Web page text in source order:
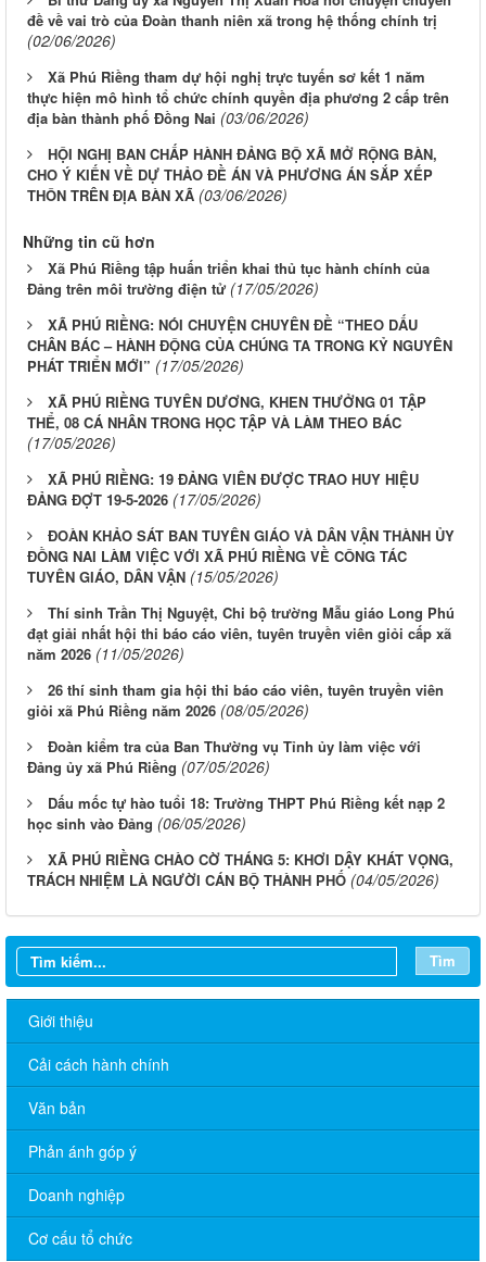
đề về vai trò của Đoàn thanh niên xã trong hệ thống chính trị
(02/06/2026)
Xã Phú Riềng tham dự hội nghị trực tuyến sơ kết 1 năm
thực hiện mô hình tổ chức chính quyền địa phương 2 cấp trên
địa bàn thành phố Đồng Nai (03/06/2026)
HỘI NGHỊ BAN CHẤP HÀNH ĐẢNG BỘ XÃ MỞ RỘNG BÀN,
CHO Ý KIẾN VỀ DỰ THẢO ĐỀ ÁN VÀ PHƯƠNG ÁN SẮP XẾP
THÔN TRÊN ĐỊA BÀN XÃ (03/06/2026)
Những tin cũ hơn
Xã Phú Riềng tập huấn triển khai thủ tục hành chính của
Đảng trên môi trường điện tử (17/05/2026)
XÃ PHÚ RIỀNG: NÓI CHUYỆN CHUYÊN ĐỀ “THEO DẤU
CHÂN BÁC – HÀNH ĐỘNG CỦA CHÚNG TA TRONG KỶ NGUYÊN
PHÁT TRIỂN MỚI” (17/05/2026)
XÃ PHÚ RIỀNG TUYÊN DƯƠNG, KHEN THƯỞNG 01 TẬP
THỂ, 08 CÁ NHÂN TRONG HỌC TẬP VÀ LÀM THEO BÁC
(17/05/2026)
XÃ PHÚ RIỀNG: 19 ĐẢNG VIÊN ĐƯỢC TRAO HUY HIỆU
ĐẢNG ĐỢT 19-5-2026 (17/05/2026)
ĐOÀN KHẢO SÁT BAN TUYÊN GIÁO VÀ DÂN VẬN THÀNH ỦY
ĐỒNG NAI LÀM VIỆC VỚI XÃ PHÚ RIỀNG VỀ CÔNG TÁC
TUYÊN GIÁO, DÂN VẬN (15/05/2026)
Thí sinh Trần Thị Nguyệt, Chi bộ trường Mẫu giáo Long Phú
đạt giải nhất hội thi báo cáo viên, tuyên truyền viên giỏi cấp xã
năm 2026 (11/05/2026)
26 thí sinh tham gia hội thi báo cáo viên, tuyên truyền viên
giỏi xã Phú Riềng năm 2026 (08/05/2026)
Đoàn kiểm tra của Ban Thường vụ Tỉnh ủy làm việc với
Đảng ủy xã Phú Riềng (07/05/2026)
Dấu mốc tự hào tuổi 18: Trường THPT Phú Riềng kết nạp 2
học sinh vào Đảng (06/05/2026)
XÃ PHÚ RIỀNG CHÀO CỜ THÁNG 5: KHƠI DẬY KHÁT VỌNG,
TRÁCH NHIỆM LÀ NGƯỜI CÁN BỘ THÀNH PHỐ (04/05/2026)
Tìm
Giới thiệu
Cải cách hành chính
Văn bản
Phản ánh góp ý
Doanh nghiệp
Cơ cấu tổ chức